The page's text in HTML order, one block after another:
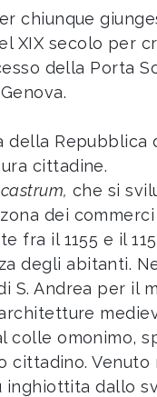
chiunque
XIX secolo per
della Porta
della
cittadine.
castrum, che si
dei
fra il 1155 e il
degli abitanti.
Andrea per il
colle omonimo,
inghiottita dallo